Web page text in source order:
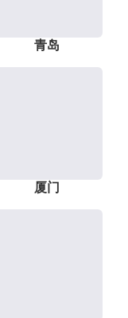
青岛
厦门